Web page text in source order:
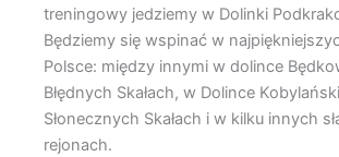
treningowy jedziemy w Dolinki
Będziemy się wspinać w
Polsce: między innymi w dolince
Błędnych Skałach, w Dolince
Słonecznych Skałach i w kilku innych
rejonach.